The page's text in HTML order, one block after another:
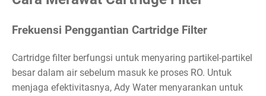
Frekuensi Penggantian Cartridge Filter
Cartridge filter berfungsi untuk menyaring partikel-partikel
besar dalam air sebelum masuk ke proses RO. Untuk
menjaga efektivitasnya, Ady Water menyarankan untuk